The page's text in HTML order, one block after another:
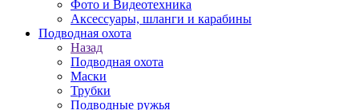
Фото и Видеотехника
Аксессуары, шланги и карабины
Подводная охота
Назад
Подводная охота
Маски
Трубки
Подводные ружья